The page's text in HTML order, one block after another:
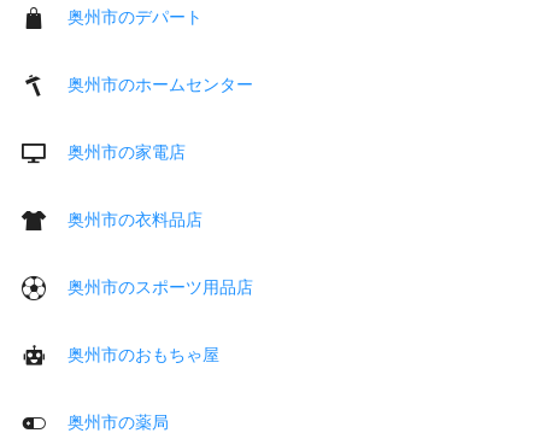
奥州市のデパート
奥州市のホームセンター
奥州市の家電店
奥州市の衣料品店
奥州市のスポーツ用品店
奥州市のおもちゃ屋
奥州市の薬局